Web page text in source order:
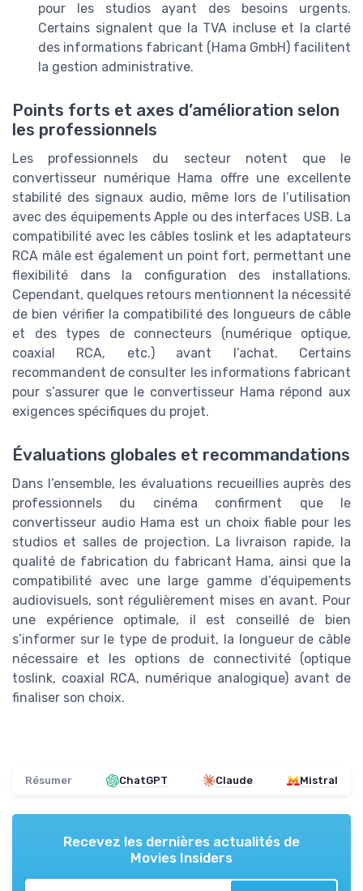
pour les studios ayant des besoins urgents.
Certains signalent que la TVA incluse et la clarté
des informations fabricant (Hama GmbH) facilitent
la gestion administrative.
Points forts et axes d’amélioration selon
les professionnels
Les professionnels du secteur notent que le
convertisseur numérique Hama offre une excellente
stabilité des signaux audio, même lors de l’utilisation
avec des équipements Apple ou des interfaces USB. La
compatibilité avec les câbles toslink et les adaptateurs
RCA mâle est également un point fort, permettant une
flexibilité dans la configuration des installations.
Cependant, quelques retours mentionnent la nécessité
de bien vérifier la compatibilité des longueurs de câble
et des types de connecteurs (numérique optique,
coaxial RCA, etc.) avant l’achat. Certains
recommandent de consulter les informations fabricant
pour s’assurer que le convertisseur Hama répond aux
exigences spécifiques du projet.
Évaluations globales et recommandations
Dans l’ensemble, les évaluations recueillies auprès des
professionnels du cinéma confirment que le
convertisseur audio Hama est un choix fiable pour les
studios et salles de projection. La livraison rapide, la
qualité de fabrication du fabricant Hama, ainsi que la
compatibilité avec une large gamme d’équipements
audiovisuels, sont régulièrement mises en avant. Pour
une expérience optimale, il est conseillé de bien
s’informer sur le type de produit, la longueur de câble
nécessaire et les options de connectivité (optique
toslink, coaxial RCA, numérique analogique) avant de
finaliser son choix.
Résumer ChatGPT Claude Mistral
Recevez les dernières actualités de
Movies Insiders